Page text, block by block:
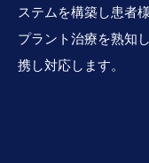
ステムを構築し患者
プラント治療を熟知
携し対応します。